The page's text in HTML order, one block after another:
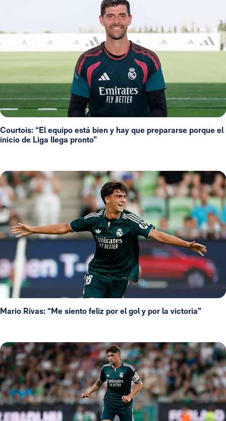
Courtois: “El equipo está bien y hay que prepararse porque el
inicio de Liga llega pronto”
Mario Rivas: “Me siento feliz por el gol y por la victoria”